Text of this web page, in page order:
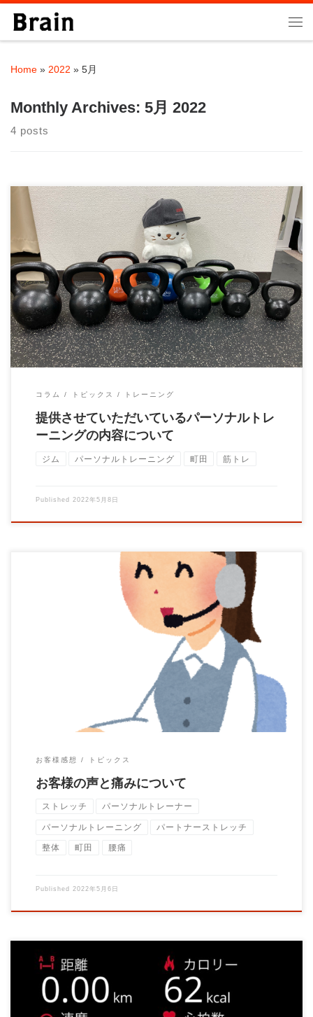
Skip to content
Home » 2022 » 5月
Monthly Archives: 5月 2022
4 posts
当ジムではパーソナルトレーニングを提供しております。 当ジ
ムのパーソナルトレーニングの […]
コラム トピックス トレーニング
提供させていただいているパーソナルトレ
ーニングの内容について
ジム パーソナルトレーニング 町田 筋トレ
Published 2022年5月8日
お客様の声です。 トレーニング以外の日常動作で痛めたりおか
しくなったところでも トレーニングの時に適 […]
お客様感想 トピックス
お客様の声と痛みについて
ストレッチ パーソナルトレーナー
パーソナルトレーニング パートナーストレッチ
整体 町田 腰痛
Published 2022年5月6日